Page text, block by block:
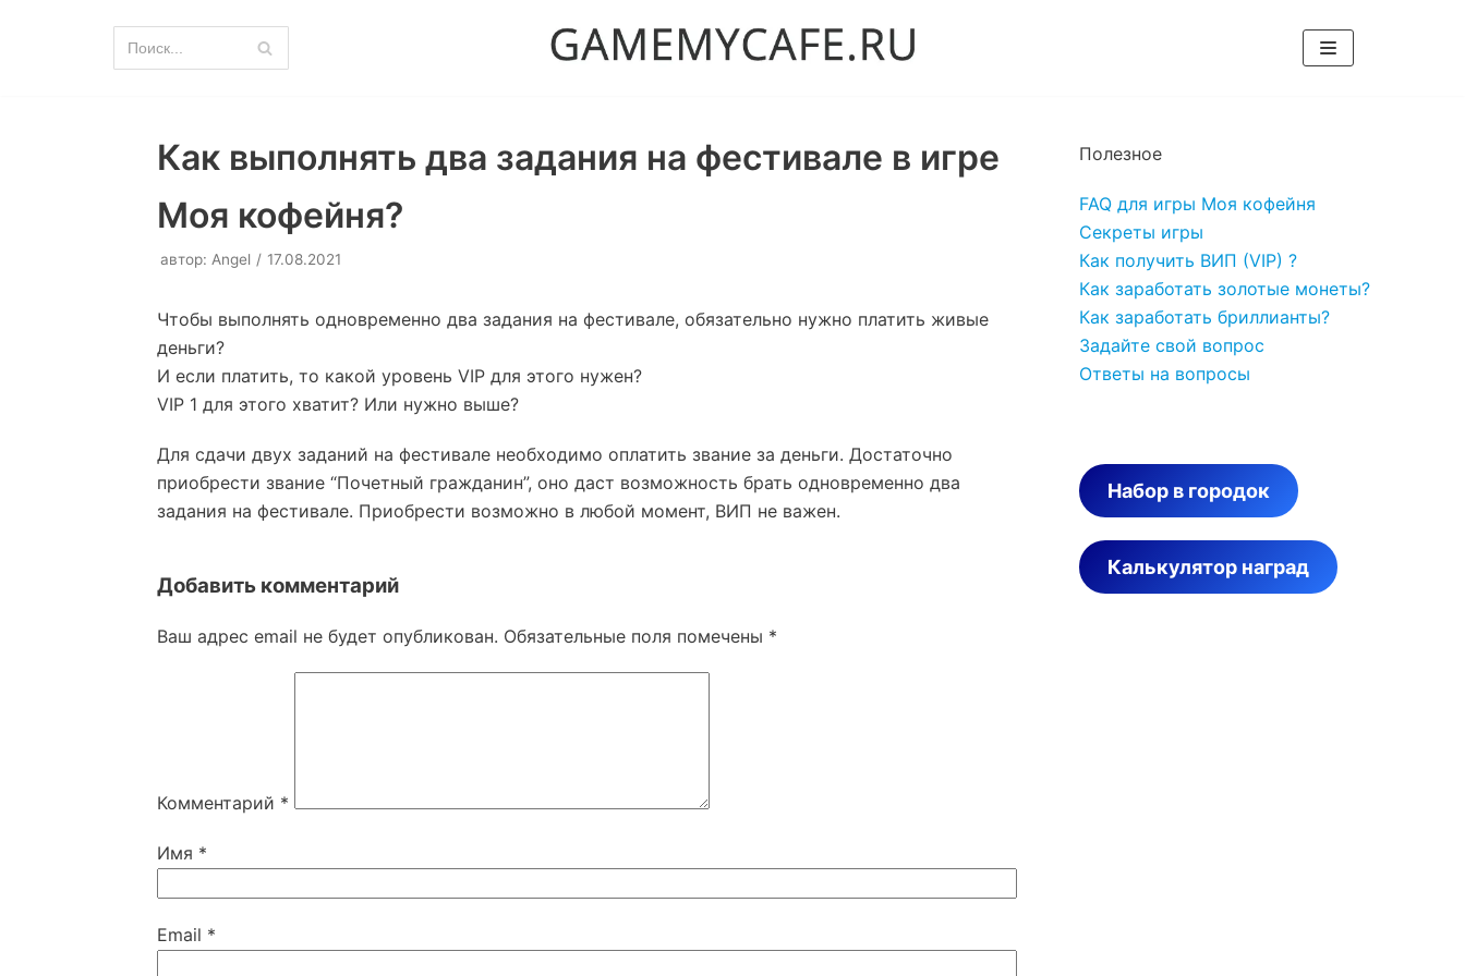
Как выполнять два задания на фестивале в игре
Моя кофейня?
автор: Angel 17.08.2021
Чтобы выполнять одновременно два задания на фестивале, обязательно нужно платить живые
деньги?
И если платить, то какой уровень VIP для этого нужен?
VIP 1 для этого хватит? Или нужно выше?
Для сдачи двух заданий на фестивале необходимо оплатить звание за деньги. Достаточно
приобрести звание “Почетный гражданин”, оно даст возможность брать одновременно два
задания на фестивале. Приобрести возможно в любой момент, ВИП не важен.
Добавить комментарий
Ваш адрес email не будет опубликован. Обязательные поля помечены *
Комментарий *
Имя *
Email *
Полезное
FAQ для игры Моя кофейня
Секреты игры
Как получить ВИП (VIP) ?
Как заработать золотые монеты?
Как заработать бриллианты?
Задайте свой вопрос
Ответы на вопросы
Набор в городок
Калькулятор наград